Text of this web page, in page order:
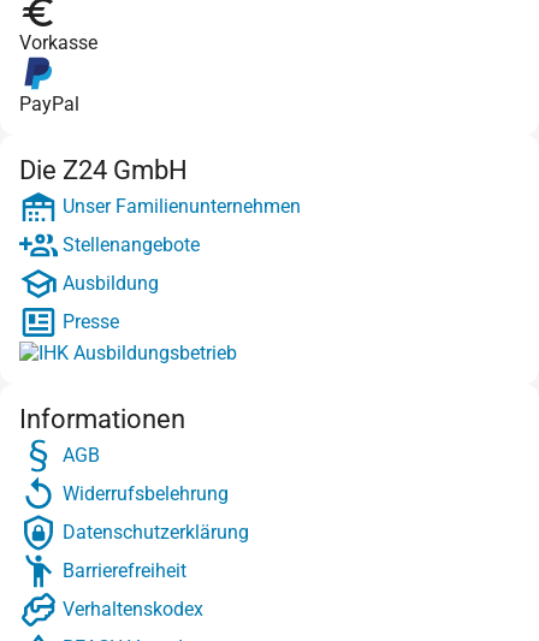
Vorkasse
PayPal
Die Z24 GmbH
Unser Familienunternehmen
Stellenangebote
Ausbildung
Presse
Informationen
AGB
Widerrufsbelehrung
Datenschutzerklärung
Barrierefreiheit
Verhaltenskodex